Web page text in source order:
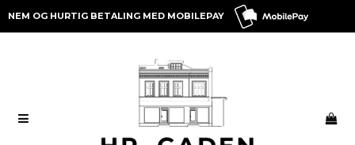
NEM OG HURTIG BETALING MED MOBILEPAY